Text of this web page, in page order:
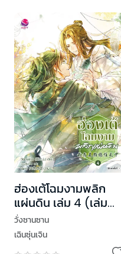
ฮ่องเต้โฉมงามพลิก
แผ่นดิน เล่ม 4 (เล่ม
จบ)
วั่งซานซาน
เฉินซุ่นเจิน